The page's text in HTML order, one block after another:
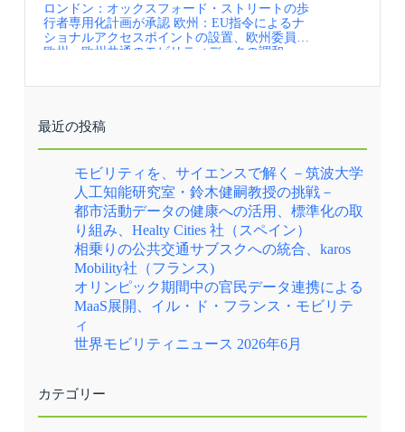
London （Transport Findings, 2021.2.17) ⑥The
impact of a low traffic neighbourhood intervention
on urban noise measured with low-cost sensors in
Oxford, UK. （Transportation Research Part D:
択できるように集約すること、また新しい住宅
やイベントスペースとして活用できる緑地空間
を供給し、アクティビティの中心とすることを
目指しました。それだけでなく、行政は政府の
へのおでかけだけでなく、郊外のほかの街へお
が整っています。 Stockport Interchangeには24系
統が接続し、時刻表は系統毎にQR確認（左）と
紙版（右）で誰も取り残さない工夫がされてい
る（出典①） 【資料・参考情報】 ①IBS撮影
②Greater Manchester’s new bus network - with
£1.50 ‘hopper fares’, 70-minute routes and a re-
think on evening and Sunday services（2021.10.28
Manchester Evening News） ③New Bee Network
map reveals high frequency bus and tram routes
together for the first (2025.3.15 TfGM) ④Greater
Manchester Transport Strategy 2040（2021.1
TfGM）
2017年にはロンドン以外でもフランチャイズ方
式を可能とするバスサービス法が成立しロンド
ン以外でも再びバスを公営化するための法整備
がなされました。その後2024年の政権交代で労
バス事業者に運行を委託しています。 入札は
としています。入札には国外事業者も含め幅広
く参入可能です。参入を希望する事業者は事前
審査を受けることで、入札資格を得ることがで
き、各路線の入札に際しては、金額だけでな
く、人員、施設、車両の保有やメンテナンス能
力、安全衛生管理、財務状況なども評価され、
運行事業者が選定される仕組みとなっていま
す。加えて、契約においは品質基準を設定し、
車両やドライバーの品質、遅延状況などをモニ
タリングし、その結果に応じて支払額の増減を
行うインセンティブを設定しています。また、
契約基準よりさらに上の条件を達すれば通常7
年間の契約を2年間延長することが可能となり
ます。 フランチャイズ方式における契約までの
ベルに直結するため、高収益路線にサービスが
集中する状況や定時性等の品質低下の状況が各
ロンドン：オックスフォード・ストリートの歩
行者専用化計画が承認 欧州：EU指令によるナ
ショナルアクセスポイントの設置、欧州委員会
欧州：欧州共通のモビリティデータの調和、
る方はJCOMMのWebページより、JCOMMメー
JCOMMメーリングリスト配信内容・JCOMMニ
ューズレター（年4回） 日本のMMの実務と研
究に関わる様々な情報交換を支援することを目
的として、 一般社団法人 日本モビリティ・マ
ネジメント会議より配信するニューズレターで
す。・MM関連ニュース（毎月） 国内外のMM
関連の最新情報を一覧にしてお届けします。・
MM関連情報（不定期） 皆様よりいただいた
関連イベント等の情報を配信します。・JCOMM
関連情報 毎年開催しているJCOMMの大会情報
や参加情報をいち早くお届けします。
最近の投稿
モビリティを、サイエンスで解く－筑波大学
人工知能研究室・鈴木健嗣教授の挑戦－
都市活動データの健康への活用、標準化の取
り組み、Healty Cities 社（スペイン）
相乗りの公共交通サブスクへの統合、karos
Mobility社（フランス)
オリンピック期間中の官民データ連携による
MaaS展開、イル・ド・フランス・モビリテ
ィ
世界モビリティニュース 2026年6月
カテゴリー